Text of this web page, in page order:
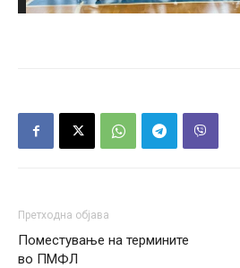
Претходна објава
Поместување на термините
во ПМФЛ